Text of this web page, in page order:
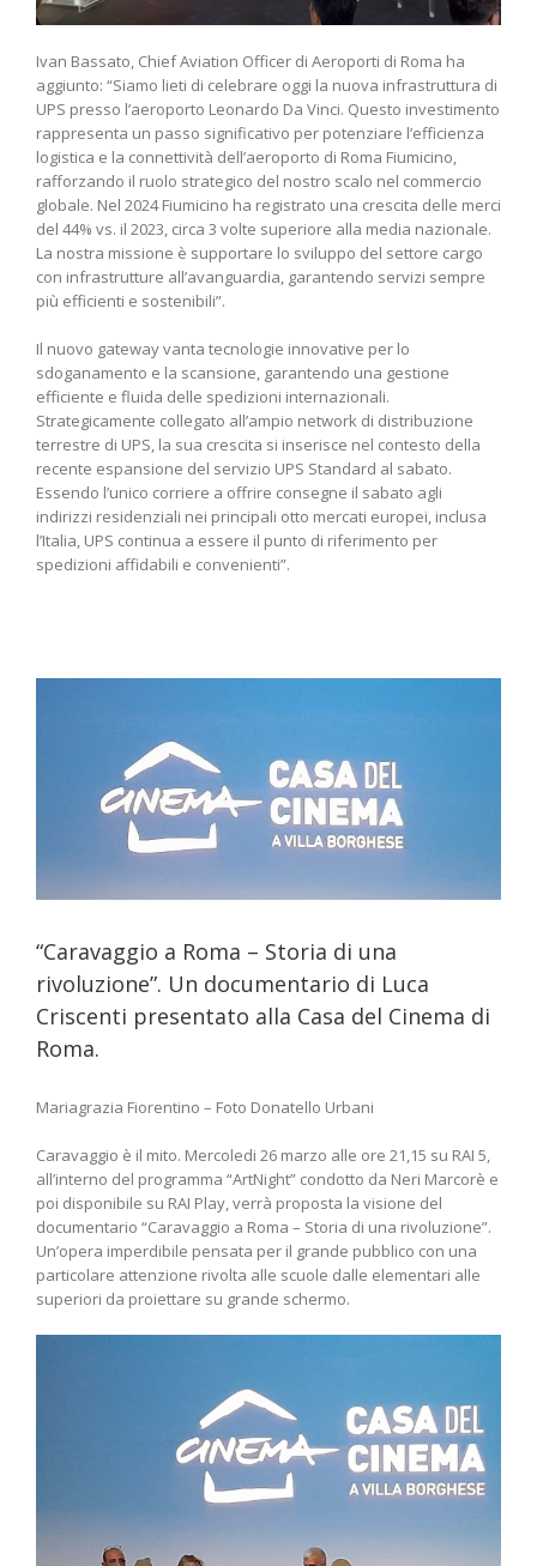
Ivan Bassato, Chief Aviation Officer di Aeroporti di Roma ha
aggiunto: “Siamo lieti di celebrare oggi la nuova infrastruttura di
UPS presso l’aeroporto Leonardo Da Vinci. Questo investimento
rappresenta un passo significativo per potenziare l’efficienza
logistica e la connettività dell’aeroporto di Roma Fiumicino,
rafforzando il ruolo strategico del nostro scalo nel commercio
globale. Nel 2024 Fiumicino ha registrato una crescita delle merci
del 44% vs. il 2023, circa 3 volte superiore alla media nazionale.
La nostra missione è supportare lo sviluppo del settore cargo
con infrastrutture all’avanguardia, garantendo servizi sempre
più efficienti e sostenibili”.
Il nuovo gateway vanta tecnologie innovative per lo
sdoganamento e la scansione, garantendo una gestione
efficiente e fluida delle spedizioni internazionali.
Strategicamente collegato all’ampio network di distribuzione
terrestre di UPS, la sua crescita si inserisce nel contesto della
recente espansione del servizio UPS Standard al sabato.
Essendo l’unico corriere a offrire consegne il sabato agli
indirizzi residenziali nei principali otto mercati europei, inclusa
l’Italia, UPS continua a essere il punto di riferimento per
spedizioni affidabili e convenienti”.
“Caravaggio a Roma – Storia di una
rivoluzione”. Un documentario di Luca
Criscenti presentato alla Casa del Cinema di
Roma.
Mariagrazia Fiorentino – Foto Donatello Urbani
Caravaggio è il mito. Mercoledi 26 marzo alle ore 21,15 su RAI 5,
all’interno del programma “ArtNight” condotto da Neri Marcorè e
poi disponibile su RAI Play, verrà proposta la visione del
documentario “Caravaggio a Roma – Storia di una rivoluzione”.
Un’opera imperdibile pensata per il grande pubblico con una
particolare attenzione rivolta alle scuole dalle elementari alle
superiori da proiettare su grande schermo.